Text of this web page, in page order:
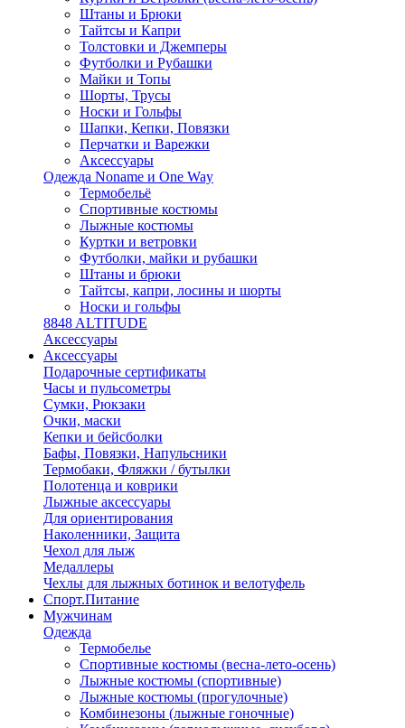
Штаны и Брюки
Тайтсы и Капри
Толстовки и Джемперы
Футболки и Рубашки
Майки и Топы
Шорты, Трусы
Носки и Гольфы
Шапки, Кепки, Повязки
Перчатки и Варежки
Аксессуары
Одежда Noname и One Way
Термобельё
Спортивные костюмы
Лыжные костюмы
Куртки и ветровки
Футболки, майки и рубашки
Штаны и брюки
Тайтсы, капри, лосины и шорты
Носки и гольфы
8848 ALTITUDE
Аксессуары
Аксессуары
Подарочные сертификаты
Часы и пульсометры
Сумки, Рюкзаки
Очки, маски
Кепки и бейсболки
Бафы, Повязки, Напульсники
Термобаки, Фляжки / бутылки
Полотенца и коврики
Лыжные аксессуары
Для ориентирования
Наколенники, Защита
Чехол для лыж
Медаллеры
Чехлы для лыжных ботинок и велотуфель
Спорт.Питание
Мужчинам
Одежда
Термобелье
Спортивные костюмы (весна-лето-осень)
Лыжные костюмы (спортивные)
Лыжные костюмы (прогулочные)
Комбинезоны (лыжные гоночные)